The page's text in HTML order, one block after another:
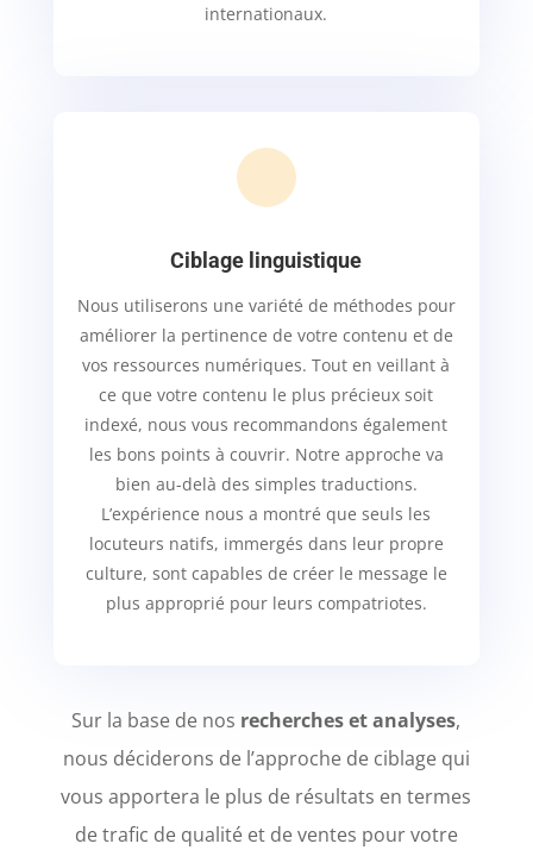
internationaux.
Ciblage linguistique
Nous utiliserons une variété de méthodes pour
améliorer la pertinence de votre contenu et de
vos ressources numériques. Tout en veillant à
ce que votre contenu le plus précieux soit
indexé, nous vous recommandons également
les bons points à couvrir. Notre approche va
bien au-delà des simples traductions.
L’expérience nous a montré que seuls les
locuteurs natifs, immergés dans leur propre
culture, sont capables de créer le message le
plus approprié pour leurs compatriotes.
Sur la base de nos recherches et analyses,
nous déciderons de l’approche de ciblage qui
vous apportera le plus de résultats en termes
de trafic de qualité et de ventes pour votre